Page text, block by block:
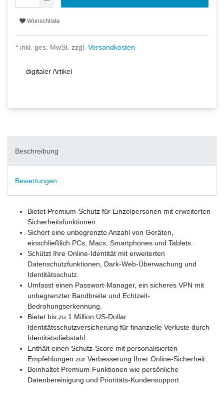
Wunschliste
* inkl. ges. MwSt. zzgl. Versandkosten
digitaler Artikel
Beschreibung
Bewertungen
Bietet Premium-Schutz für Einzelpersonen mit erweiterten
Sicherheitsfunktionen.
Sichert eine unbegrenzte Anzahl von Geräten,
einschließlich PCs, Macs, Smartphones und Tablets.
Schützt Ihre Online-Identität mit erweiterten
Datenschutzfunktionen, Dark-Web-Überwachung und
Identitätsschutz.
Umfasst einen Passwort-Manager, ein sicheres VPN mit
unbegrenzter Bandbreite und Echtzeit-
Bedrohungserkennung.
Bietet bis zu 1 Million US-Dollar
Identitätsschutzversicherung für finanzielle Verluste durch
Identitätsdiebstahl.
Enthält einen Schutz-Score mit personalisierten
Empfehlungen zur Verbesserung Ihrer Online-Sicherheit.
Beinhaltet Premium-Funktionen wie persönliche
Datenbereinigung und Prioritäts-Kundensupport.